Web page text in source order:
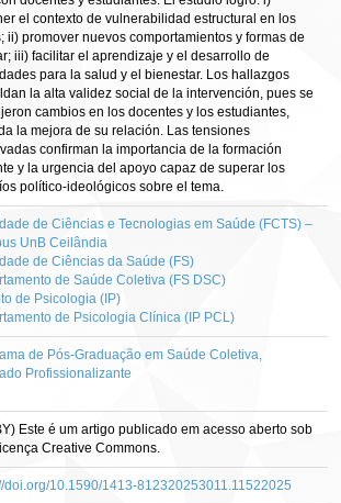
el contexto de vulnerabilidad estructural en los
ii) promover nuevos comportamientos y formas de
iii) facilitar el aprendizaje y el desarrollo de
para la salud y el bienestar. Los hallazgos
la alta validez social de la intervención, pues se
cambios en los docentes y los estudiantes,
la mejora de su relación. Las tensiones
confirman la importancia de la formación
y la urgencia del apoyo capaz de superar los
político-ideológicos sobre el tema.
de Ciências e Tecnologias em Saúde (FCTS) –
UnB Ceilândia
de Ciências da Saúde (FS)
de Saúde Coletiva (FS DSC)
de Psicologia (IP)
de Psicologia Clínica (IP PCL)
de Pós-Graduação em Saúde Coletiva,
Profissionalizante
Este é um artigo publicado em acesso aberto sob
Creative Commons.
doi.org/10.1590/1413-812320253011.11522025